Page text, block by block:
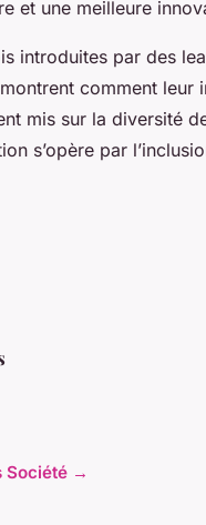
et une meilleure
introduites par des
comment leur
mis sur la diversité
s’opère par
Société →